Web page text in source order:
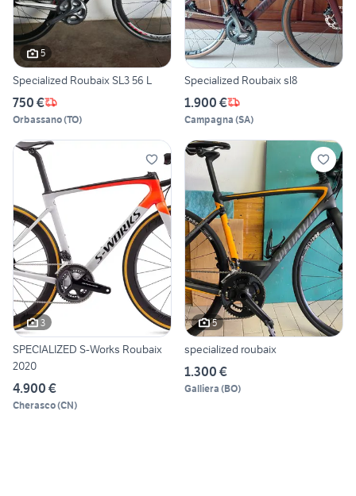
5
Specialized Roubaix SL3 56 L
750 €
Orbassano(TO)
Specialized Roubaix sl8
1.900 €
Campagna (SA)
3
SPECIALIZED S-Works Roubaix
2020
4.900 €
Cherasco(CN)
5
specialized roubaix
1.300 €
Galliera (BO)